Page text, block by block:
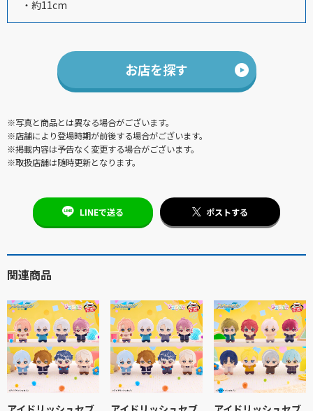
・約11cm
お店を探す
※写真と商品とは異なる場合がございます。
※店舗により登場時期が前後する場合がございます。
※掲載内容は予告なく変更する場合がございます。
※取扱店舗は随時更新となります。
LINEで送る ポストする
関連商品